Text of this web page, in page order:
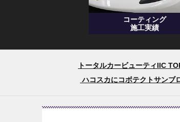
コーティング
施工実績
トータルカービューティIIC
ハコスカにコボテクトサンブ